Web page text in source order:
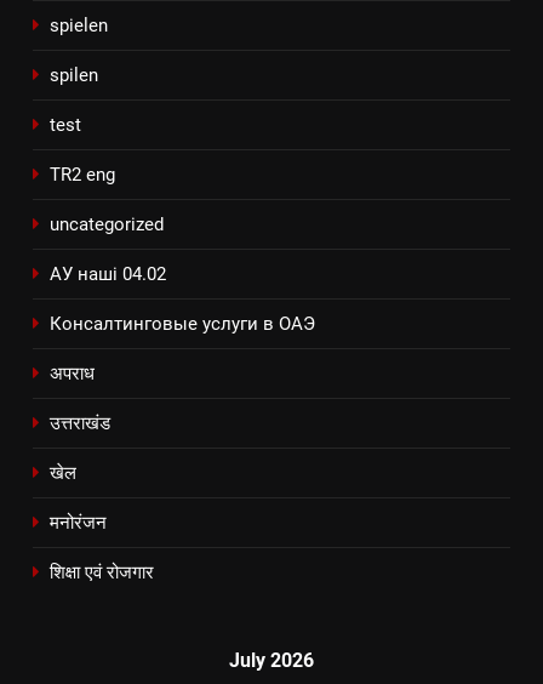
spielen
spilen
test
TR2 eng
uncategorized
АУ наші 04.02
Консалтинговые услуги в ОАЭ
अपराध
उत्तराखंड
खेल
मनोरंजन
शिक्षा एवं रोजगार
July 2026